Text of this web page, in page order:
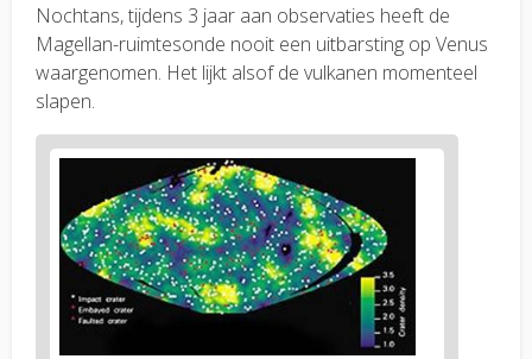
Nochtans, tijdens 3 jaar aan observaties heeft de
Magellan-ruimtesonde nooit een uitbarsting op Venus
waargenomen. Het lijkt alsof de vulkanen momenteel
slapen.